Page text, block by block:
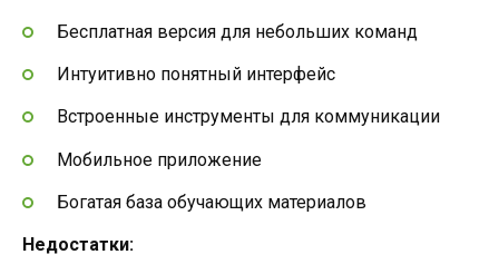
Бесплатная версия для небольших команд
Интуитивно понятный интерфейс
Встроенные инструменты для коммуникации
Мобильное приложение
Богатая база обучающих материалов
Недостатки: